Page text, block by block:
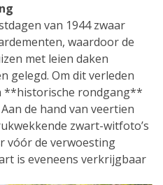
van 1944 zwaar
waardoor de
met leien daken
gelegd. Om dit verleden
**historische rondgang**
de hand van veertien
zwart-witfoto’s
vóór de verwoesting
is eveneens verkrijgbaar